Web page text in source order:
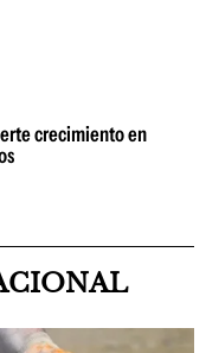
crecimiento en